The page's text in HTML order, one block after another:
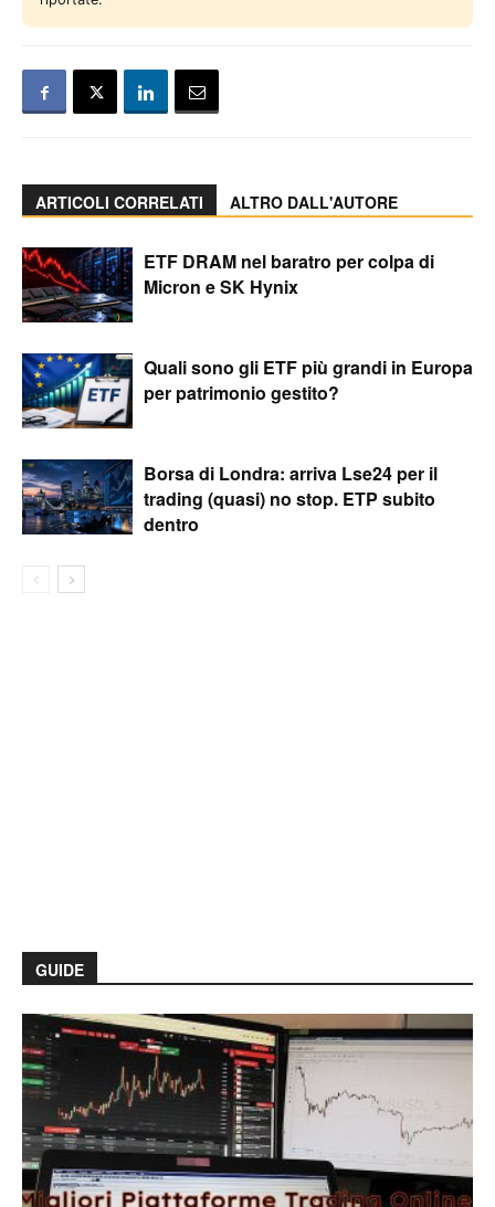
ARTICOLI CORRELATI ALTRO DALL'AUTORE
ETF DRAM nel baratro per colpa di
Micron e SK Hynix
Quali sono gli ETF più grandi in Europa
per patrimonio gestito?
Borsa di Londra: arriva Lse24 per il
trading (quasi) no stop. ETP subito
dentro
GUIDE